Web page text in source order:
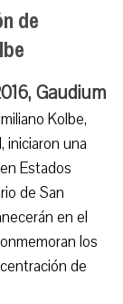
de
Gaudium
Kolbe,
iniciaron una
Estados
de San
en el
los
de